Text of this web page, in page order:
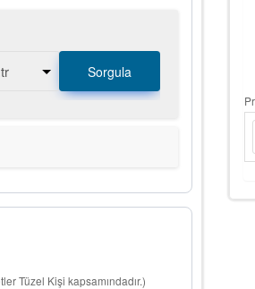
Sorgula
Tüzel Kişi kapsamındadır.)